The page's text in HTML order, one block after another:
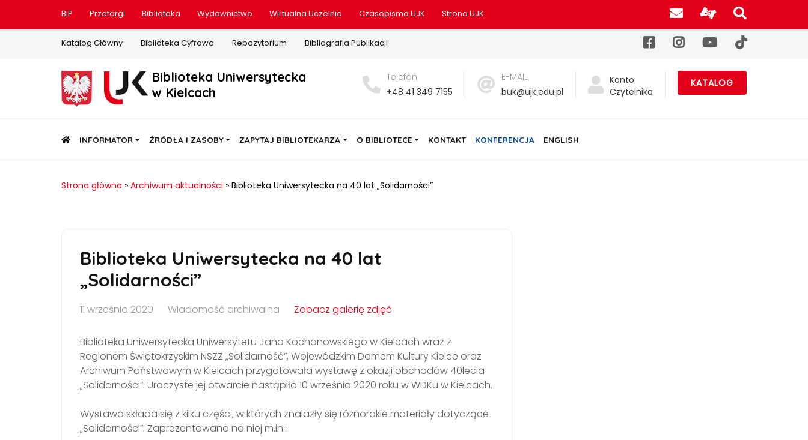
BIP Przetargi Biblioteka Wydawnictwo Wirtualna Uczelnia Czasopismo UJK Strona UJK Poczta UJKInformacje
Szukaj
Katalog Główny Biblioteka Cyfrowa Repozytorium Bibliografia Publikacji Facebook
Instagram
YouTube
TikTok
Biblioteka Uniwersytecka
w Kielcach
Telefon
+48 41 349 7155
E-MAIL
buk@ujk.edu.pl
Konto
Czytelnika
KATALOG
STRONA GŁÓWNA
INFORMATOR ŹRÓDŁA I ZASOBY ZAPYTAJ BIBLIOTEKARZA O BIBLIOTECE KONTAKT KONFERENCJA ENGLISH
Strona główna » Archiwum aktualności » Biblioteka Uniwersytecka na 40 lat „Solidarności”
Biblioteka Uniwersytecka na 40 lat
„Solidarności”
11 września 2020 Wiadomość archiwalna Zobacz galerię zdjęć
Biblioteka Uniwersytecka Uniwersytetu Jana Kochanowskiego w Kielcach wraz z
Regionem Świętokrzyskim NSZZ „Solidarność”, Wojewódzkim Domem Kultury Kielce oraz
Archiwum Państwowym w Kielcach przygotowała wystawę z okazji obchodów 40lecia
„Solidarności”. Uroczyste jej otwarcie nastąpiło 10 września 2020 roku w WDKu w Kielcach.
Wystawa składa się z kilku części, w których znalazły się różnorakie materiały dotyczące
„Solidarności”. Zaprezentowano na niej m.in.: